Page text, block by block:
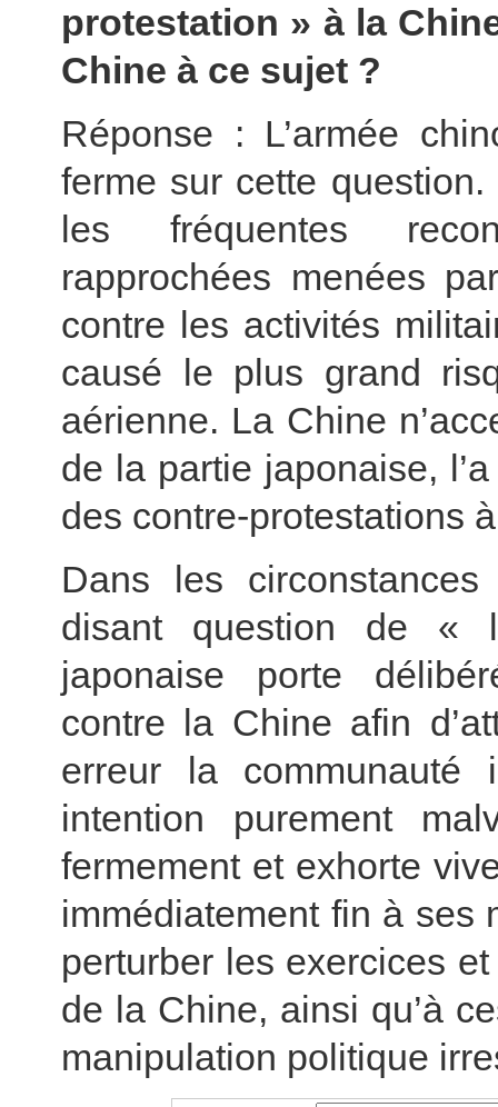
protestation » à la
Chine à ce sujet ?
Réponse : L’armée
ferme sur cette
les fréquentes
rapprochées menées
contre les activités
causé le plus grand
aérienne. La Chine
de la partie japonaise,
des contre-protestations
Dans les
disant question de «
japonaise porte
contre la Chine afin
erreur la communauté
intention purement
fermement et exhorte
immédiatement fin à
perturber les exercices
de la Chine, ainsi qu’à
manipulation politique